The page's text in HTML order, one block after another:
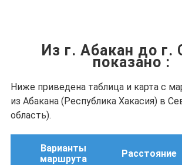
Из г. Абакан до г.
показано :
Ниже приведена таблица и карта с
из Абакана (Республика Хакасия) в
область).
Варианты
маршрута
Расстояние